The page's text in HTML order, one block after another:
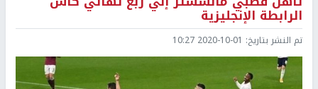
الرابطة الإنجليزية
تم النشر بتاريخ: 2020-10-01 10:27